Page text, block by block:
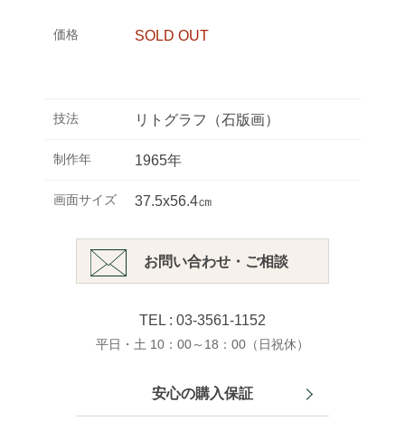
価格 SOLD OUT
技法 リトグラフ（石版画）
制作年 1965年
画面サイズ 37.5x56.4㎝
お問い合わせ・ご相談
TEL : 03-3561-1152
平日・土 10：00～18：00（日祝休）
安心の購入保証